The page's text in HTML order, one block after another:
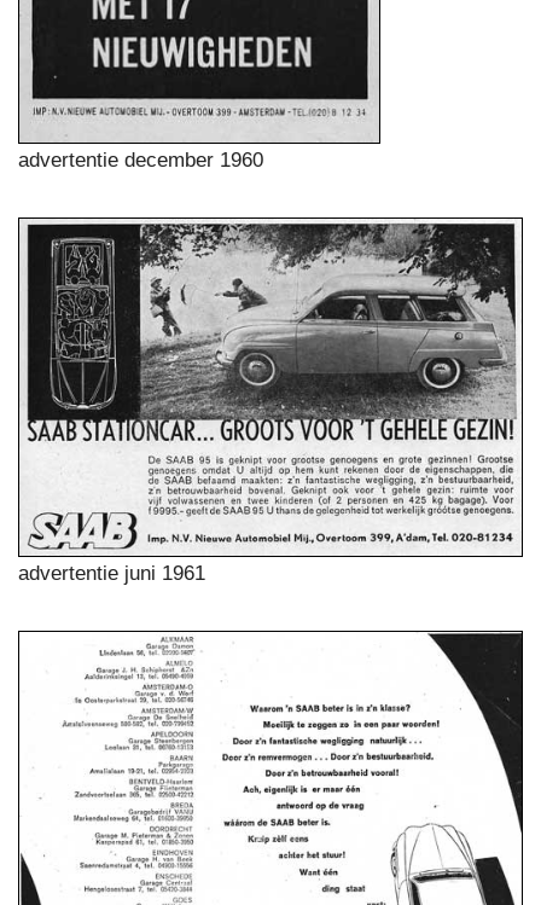
advertentie december 1960
advertentie juni 1961